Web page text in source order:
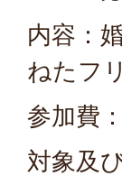
内容：
ねたフ
参加費
対象及